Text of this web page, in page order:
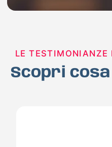
LE TESTIMONIANZE
Scopri